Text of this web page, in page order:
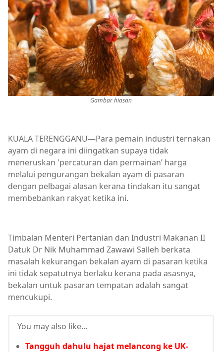
Gambar hiasan
KUALA TERENGGANU—Para pemain industri ternakan
ayam di negara ini diingatkan supaya tidak
meneruskan 'percaturan dan permainan’ harga
melalui pengurangan bekalan ayam di pasaran
dengan pelbagai alasan kerana tindakan itu sangat
membebankan rakyat ketika ini.
Timbalan Menteri Pertanian dan Industri Makanan II
Datuk Dr Nik Muhammad Zawawi Salleh berkata
masalah kekurangan bekalan ayam di pasaran ketika
ini tidak sepatutnya berlaku kerana pada asasnya,
bekalan untuk pasaran tempatan adalah sangat
mencukupi.
You may also like...
Tangguh dahulu hajat melancong ke UK-